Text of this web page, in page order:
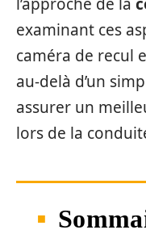
examinant ces
caméra de recul
au-delà d’un
assurer un
lors de la